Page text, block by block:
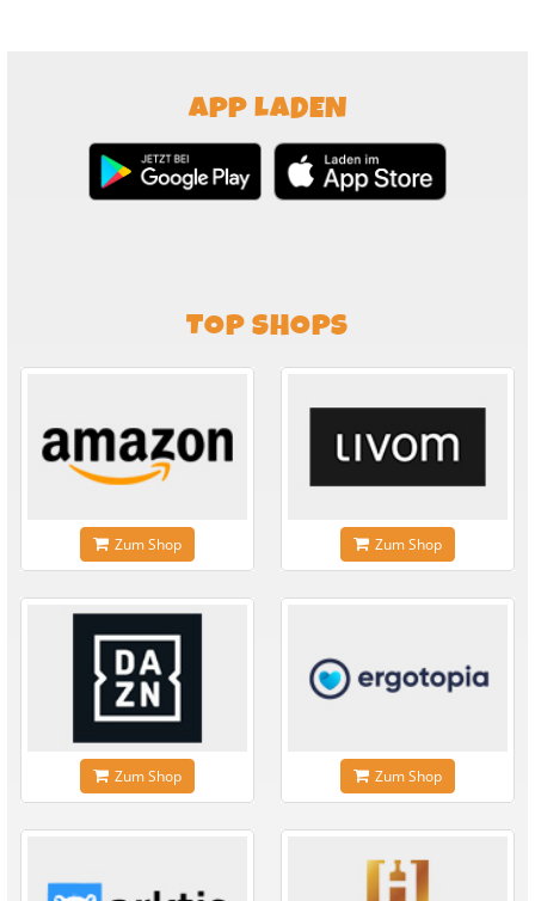
APP LADEN
TOP SHOPS
Zum Shop Zum Shop
Zum Shop Zum Shop